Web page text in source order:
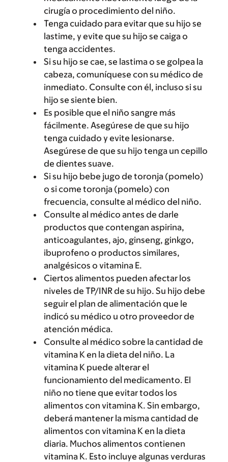
cirugía o procedimiento del niño.
Tenga cuidado para evitar que su hijo se
lastime, y evite que su hijo se caiga o
tenga accidentes.
Si su hijo se cae, se lastima o se golpea la
cabeza, comuníquese con su médico de
inmediato. Consulte con él, incluso si su
hijo se siente bien.
Es posible que el niño sangre más
fácilmente. Asegúrese de que su hijo
tenga cuidado y evite lesionarse.
Asegúrese de que su hijo tenga un cepillo
de dientes suave.
Si su hijo bebe jugo de toronja (pomelo)
o si come toronja (pomelo) con
frecuencia, consulte al médico del niño.
Consulte al médico antes de darle
productos que contengan aspirina,
anticoagulantes, ajo, ginseng, ginkgo,
ibuprofeno o productos similares,
analgésicos o vitamina E.
Ciertos alimentos pueden afectar los
niveles de TP/INR de su hijo. Su hijo debe
seguir el plan de alimentación que le
indicó su médico u otro proveedor de
atención médica.
Consulte al médico sobre la cantidad de
vitamina K en la dieta del niño. La
vitamina K puede alterar el
funcionamiento del medicamento. El
niño no tiene que evitar todos los
alimentos con vitamina K. Sin embargo,
deberá mantener la misma cantidad de
alimentos con vitamina K en la dieta
diaria. Muchos alimentos contienen
vitamina K. Esto incluye algunas verduras